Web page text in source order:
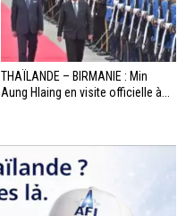
THAÏLANDE – BIRMANIE : Min
Aung Hlaing en visite officielle à...